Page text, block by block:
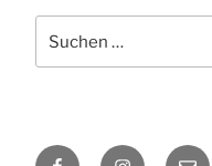
nach:
FacebookInstagram
E-